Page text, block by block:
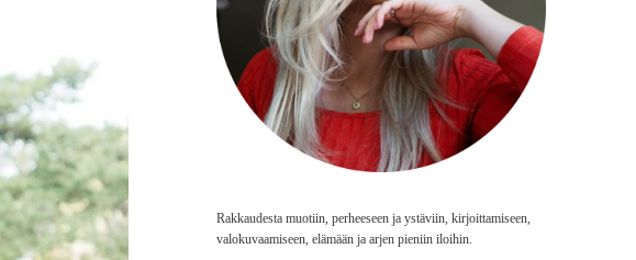
Rakkaudesta muotiin, perheeseen ja ystäviin, kirjoittamiseen,
valokuvaamiseen, elämään ja arjen pieniin iloihin.